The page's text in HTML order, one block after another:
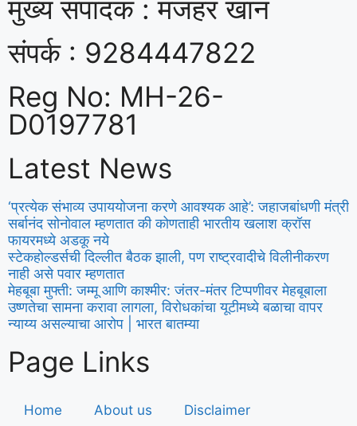
मुख्य संपादक : मजहर खान
संपर्क : 9284447822
Reg No: MH-26-
D0197781
Latest News
‘प्रत्येक संभाव्य उपाययोजना करणे आवश्यक आहे’: जहाजबांधणी मंत्री
सर्बानंद सोनोवाल म्हणतात की कोणताही भारतीय खलाश क्रॉस
फायरमध्ये अडकू नये
स्टेकहोल्डर्सची दिल्लीत बैठक झाली, पण राष्ट्रवादीचे विलीनीकरण
नाही असे पवार म्हणतात
मेहबूबा मुफ्ती: जम्मू आणि काश्मीर: जंतर-मंतर टिप्पणीवर मेहबूबाला
उष्णतेचा सामना करावा लागला, विरोधकांचा यूटीमध्ये बळाचा वापर
न्याय्य असल्याचा आरोप | भारत बातम्या
Page Links
Home About us Disclaimer